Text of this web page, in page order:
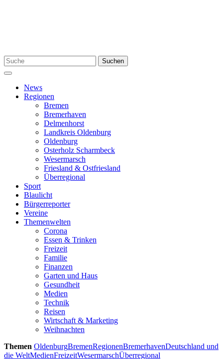
Suchen
nach:
Suchen
Menü
News
Regionen
Bremen
Bremerhaven
Delmenhorst
Landkreis Oldenburg
Oldenburg
Osterholz Scharmbeck
Wesermarsch
Friesland & Ostfriesland
Überregional
Sport
Blaulicht
Bürgerreporter
Vereine
Themenwelten
Corona
Essen & Trinken
Freizeit
Familie
Finanzen
Garten und Haus
Gesundheit
Medien
Technik
Reisen
Wirtschaft & Marketing
Weihnachten
Themen OldenburgBremenRegionenBremerhavenDeutschland und
die WeltMedienFreizeitWesermarschÜberregional